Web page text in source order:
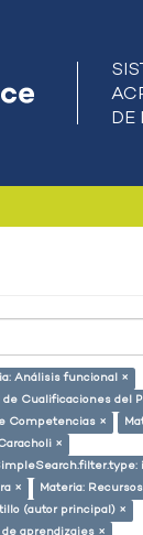
Análisis funcional ×
de Cualificaciones del
Competencias ×
×
×
Materia:
(autor principal) ×